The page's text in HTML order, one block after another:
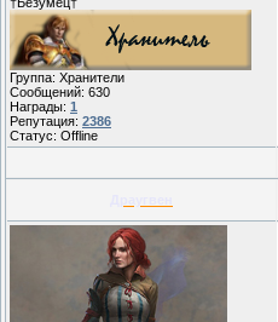
Группа: Хранители
Сообщений: 630
Награды: 1
Репутация: 2386
Статус: Offline